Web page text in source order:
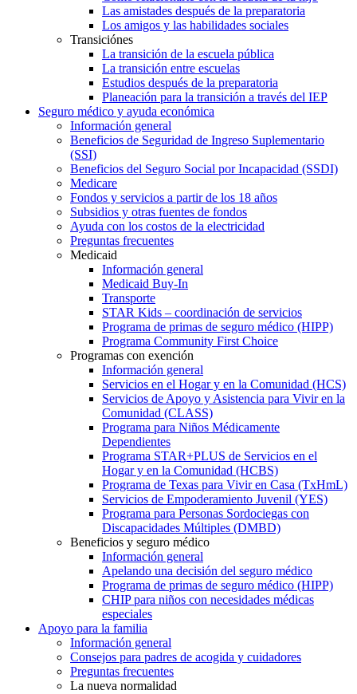
Las amistades después de la preparatoria
Los amigos y las habilidades sociales
Transiciónes
La transición de la escuela pública
La transición entre escuelas
Estudios después de la preparatoria
Planeación para la transición a través del IEP
Seguro médico y ayuda económica
Información general
Beneficios de Seguridad de Ingreso Suplementario
(SSI)
Beneficios del Seguro Social por Incapacidad (SSDI)
Medicare
Fondos y servicios a partir de los 18 años
Subsidios y otras fuentes de fondos
Ayuda con los costos de la electricidad
Preguntas frecuentes
Medicaid
Información general
Medicaid Buy-In
Transporte
STAR Kids – coordinación de servicios
Programa de primas de seguro médico (HIPP)
Programa Community First Choice
Programas con exención
Información general
Servicios en el Hogar y en la Comunidad (HCS)
Servicios de Apoyo y Asistencia para Vivir en la
Comunidad (CLASS)
Programa para Niños Médicamente
Dependientes
Programa STAR+PLUS de Servicios en el
Hogar y en la Comunidad (HCBS)
Programa de Texas para Vivir en Casa (TxHmL)
Servicios de Empoderamiento Juvenil (YES)
Programa para Personas Sordociegas con
Discapacidades Múltiples (DMBD)
Beneficios y seguro médico
Información general
Apelando una decisión del seguro médico
Programa de primas de seguro médico (HIPP)
CHIP para niños con necesidades médicas
especiales
Apoyo para la familia
Información general
Consejos para padres de acogida y cuidadores
Preguntas frecuentes
La nueva normalidad